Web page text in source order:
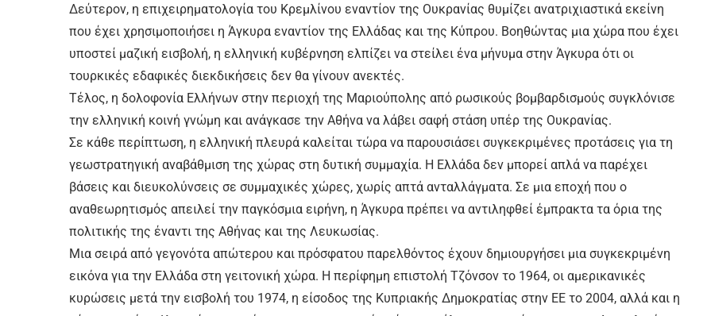
Δεύτερον, η επιχειρηματολογία του Κρεμλίνου εναντίον της Ουκρανίας θυμίζει ανατριχιαστικά εκείνη
που έχει χρησιμοποιήσει η Άγκυρα εναντίον της Ελλάδας και της Κύπρου. Βοηθώντας μια χώρα που έχει
υποστεί μαζική εισβολή, η ελληνική κυβέρνηση ελπίζει να στείλει ένα μήνυμα στην Άγκυρα ότι οι
τουρκικές εδαφικές διεκδικήσεις δεν θα γίνουν ανεκτές.
Τέλος, η δολοφονία Ελλήνων στην περιοχή της Μαριούπολης από ρωσικούς βομβαρδισμούς συγκλόνισε
την ελληνική κοινή γνώμη και ανάγκασε την Αθήνα να λάβει σαφή στάση υπέρ της Ουκρανίας.
Σε κάθε περίπτωση, η ελληνική πλευρά καλείται τώρα να παρουσιάσει συγκεκριμένες προτάσεις για τη
γεωστρατηγική αναβάθμιση της χώρας στη δυτική συμμαχία. Η Ελλάδα δεν μπορεί απλά να παρέχει
βάσεις και διευκολύνσεις σε συμμαχικές χώρες, χωρίς απτά ανταλλάγματα. Σε μια εποχή που ο
αναθεωρητισμός απειλεί την παγκόσμια ειρήνη, η Άγκυρα πρέπει να αντιληφθεί έμπρακτα τα όρια της
πολιτικής της έναντι της Αθήνας και της Λευκωσίας.
Μια σειρά από γεγονότα απώτερου και πρόσφατου παρελθόντος έχουν δημιουργήσει μια συγκεκριμένη
εικόνα για την Ελλάδα στη γειτονική χώρα. Η περίφημη επιστολή Τζόνσον το 1964, οι αμερικανικές
κυρώσεις μετά την εισβολή του 1974, η είσοδος της Κυπριακής Δημοκρατίας στην ΕΕ το 2004, αλλά και η